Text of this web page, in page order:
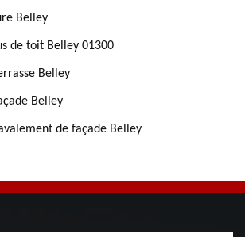
Belley
de toit Belley 01300
Belley
Belley
de façade Belley